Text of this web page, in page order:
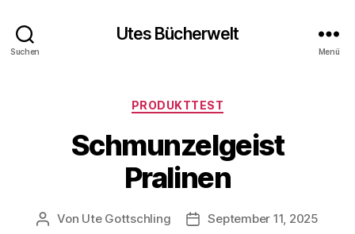
Suchen
Utes Bücherwelt
Menü
Kategorien
PRODUKTTEST
Schmunzelgeist
Pralinen
Beitragsautor
Von Ute Gottschling Veröffentlichungsdatum
September 11, 2025